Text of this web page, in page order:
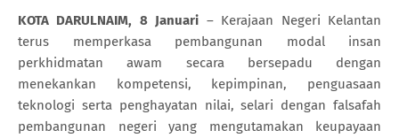
KOTA DARULNAIM, 8 Januari – Kerajaan Negeri Kelantan
terus memperkasa pembangunan modal insan
perkhidmatan awam secara bersepadu dengan
menekankan kompetensi, kepimpinan, penguasaan
teknologi serta penghayatan nilai, selari dengan falsafah
pembangunan negeri yang mengutamakan keupayaan